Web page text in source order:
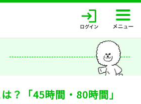
？「45時間・80時間」